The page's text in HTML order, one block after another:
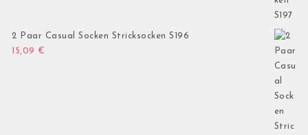
2 Paar Casual Socken Stricksocken S196
15,09 €